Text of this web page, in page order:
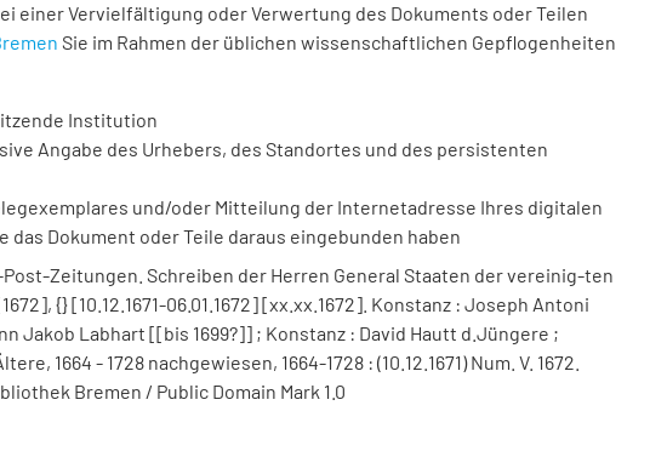
einer Vervielfältigung oder Verwertung des Dokuments oder Teilen
Sie im Rahmen der üblichen wissenschaftlichen Gepflogenheiten
Institution
Angabe des Urhebers, des Standortes und des persistenten
und/oder Mitteilung der Internetadresse Ihres digitalen
das Dokument oder Teile daraus eingebunden haben
Zeitungen. Schreiben der Herren General Staaten der vereinig-ten
{} [10.12.1671-06.01.1672] [xx.xx.1672]. Konstanz : Joseph Antoni
Jakob Labhart [[bis 1699?]] ; Konstanz : David Hautt d.Jüngere ;
1664 - 1728 nachgewiesen, 1664-1728 : (10.12.1671) Num. V. 1672.
Bremen / Public Domain Mark 1.0